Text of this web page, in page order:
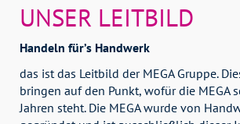
UNSER LEITBILD
Handeln für’s Handwerk
das ist das Leitbild der MEGA Gruppe.
bringen auf den Punkt, wofür die MEGA
Jahren steht. Die MEGA wurde von